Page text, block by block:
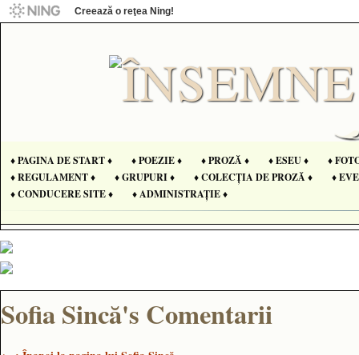
Creează o reţea Ning!
♦ PAGINA DE START ♦ ♦ POEZIE ♦ ♦ PROZĂ ♦ ♦ ESEU ♦
♦
♦ REGULAMENT ♦
♦ GRUPURI ♦ ♦ COLECȚIA DE PROZĂ ♦
♦
♦ CONDUCERE SITE ♦
♦ ADMINISTRAȚIE ♦
Sofia Sincă's Comentarii